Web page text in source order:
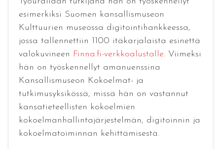
esimerkiksi Suomen kansallismuseon
Kulttuurien museossa digitointihankkeessa,
jossa tallennettiin 1100 itäkarjalaista esinettä
valokuvineen Finna.fi-verkkoalustalle. Viimeksi
hän on työskennellyt amanuenssina
Kansallismuseon Kokoelmat- ja
tutkimusyksikössä, missä hän on vastannut
kansatieteellisten kokoelmien
kokoelmanhallintajärjestelmän, digitoinnin ja
kokoelmatoiminnan kehittämisestä.